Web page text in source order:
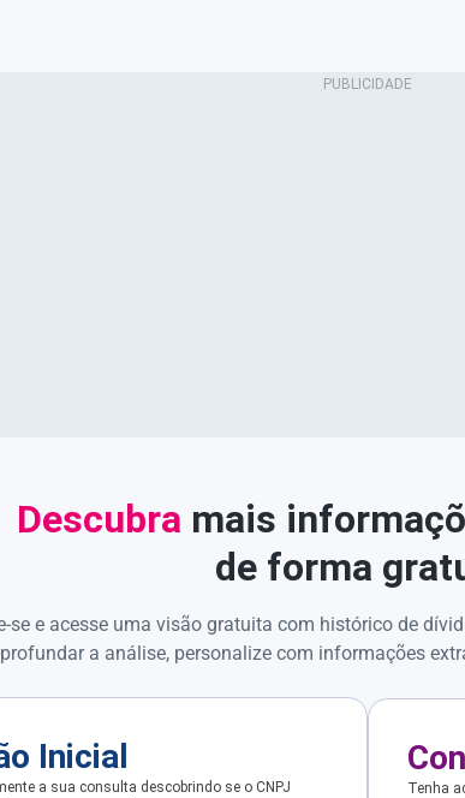
Descubra mais
de forma
se e acesse uma visão gratuita com histórico de
a análise, personalize com informações
Inicial
a sua consulta descobrindo se o CNPJ
Tenha